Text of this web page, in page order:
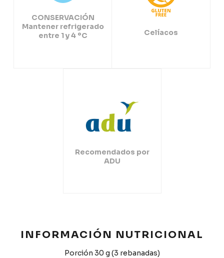
CONSERVACIÓN
Mantener refrigerado
entre 1 y 4 ºC
Celíacos
Recomendados por
ADU
INFORMACIÓN NUTRICIONAL
Porción 30 g (3 rebanadas)